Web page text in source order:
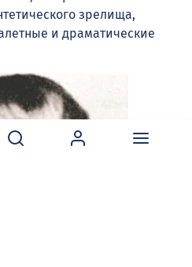
зрелища,
и драматические